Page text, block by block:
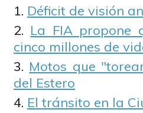
Déficit de visión
La FIA propone
cinco millones de
Motos que
del Estero
El tránsito en la